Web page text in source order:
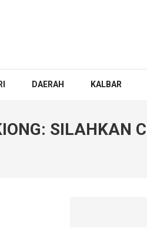
DAERAH KALBAR
SILAHKAN